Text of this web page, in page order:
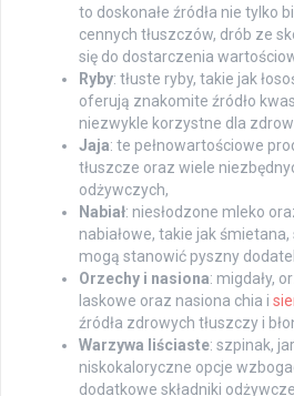
to doskonałe źródła nie tylko
cennych tłuszczów, drób ze
się do dostarczenia
Ryby: tłuste ryby, takie jak
oferują znakomite źródło
niezwykle korzystne dla
Jaja: te pełnowartościowe
tłuszcze oraz wiele
odżywczych,
Nabiał: niesłodzone mleko
nabiałowe, takie jak
mogą stanowić pyszny
Orzechy i nasiona: migdały,
laskowe oraz nasiona chia i
źródła zdrowych tłuszczy i
Warzywa liściaste: szpinak,
niskokaloryczne opcje
dodatkowe składniki